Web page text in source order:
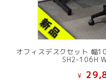
オフィスデスクセット 幅
SH2-106H
¥